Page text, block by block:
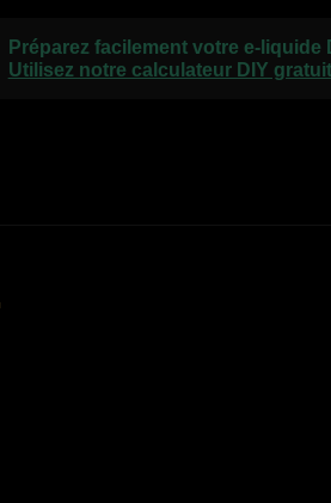
Préparez facilement votre e-liquide
Utilisez notre calculateur DIY gratuit